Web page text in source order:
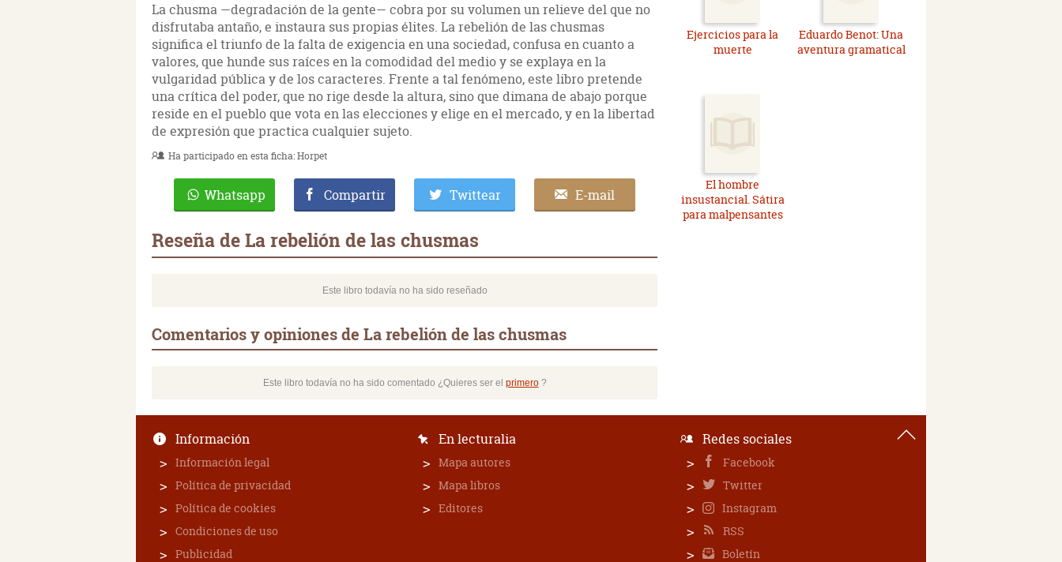
La chusma —degradación de la gente— cobra por su volumen un relieve del que no
disfrutaba antaño, e instaura sus propias élites. La rebelión de las chusmas
significa el triunfo de la falta de exigencia en una sociedad, confusa en cuanto a
valores, que hunde sus raíces en la comodidad del medio y se explaya en la
vulgaridad pública y de los caracteres. Frente a tal fenómeno, este libro pretende
una crítica del poder, que no rige desde la altura, sino que dimana de abajo porque
reside en el pueblo que vota en las elecciones y elige en el mercado, y en la libertad
de expresión que practica cualquier sujeto.
Ha participado en esta ficha:Horpet
Whatsapp Compartir Twittear E-mail
Reseña de La rebelión de las chusmas
Este libro todavía no ha sido reseñado
Comentarios y opiniones de La rebelión de las chusmas
Este libro todavía no ha sido comentado ¿Quieres ser el primero?
Ejercicios para la
muerte
Eduardo Benot: Una
aventura gramatical
El hombre
insustancial. Sátira
para malpensantes
Información
Información legal
Política de privacidad
Política de cookies
Condiciones de uso
Publicidad
En lecturalia
Mapa autores
Mapa libros
Editores
Redes sociales
Facebook
Twitter
Instagram
RSS
Boletín